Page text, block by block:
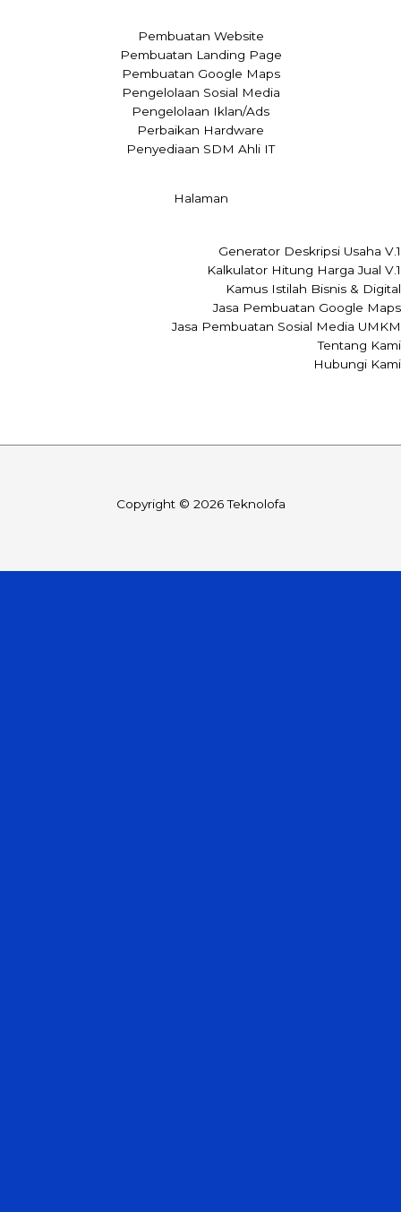
Pembuatan Website
Pembuatan Landing Page
Pembuatan Google Maps
Pengelolaan Sosial Media
Pengelolaan Iklan/Ads
Perbaikan Hardware
Penyediaan SDM Ahli IT
Halaman
Generator Deskripsi Usaha V.1
Kalkulator Hitung Harga Jual V.1
Kamus Istilah Bisnis & Digital
Jasa Pembuatan Google Maps
Jasa Pembuatan Sosial Media UMKM
Tentang Kami
Hubungi Kami
Copyright © 2026 Teknolofa